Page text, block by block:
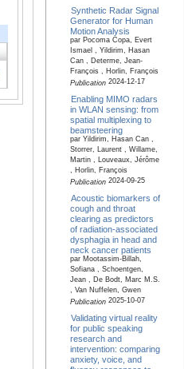
Synthetic Radar Signal
Generator for Human
Motion Analysis
par Pocoma Copa, Evert
Ismael , Yildirim, Hasan
Can , Determe, Jean-
François , Horlin, François
Publication2024-12-17
Enabling MIMO radars
in WLAN sensing: from
spatial multiplexing to
beamsteering
par Yildirim, Hasan Can ,
Storrer, Laurent , Willame,
Martin , Louveaux, Jérôme
, Horlin, François
Publication2024-09-25
Acoustic biomarkers of
cough and throat
clearing as predictors
of radiation-associated
dysphagia in head and
neck cancer patients
par Mootassim-Billah,
Sofiana , Schoentgen,
Jean , De Bodt, Marc M.S.
, Van Nuffelen, Gwen
Publication2025-10-07
Validating virtual reality
for public speaking
research and
intervention: comparing
anxiety, voice, and